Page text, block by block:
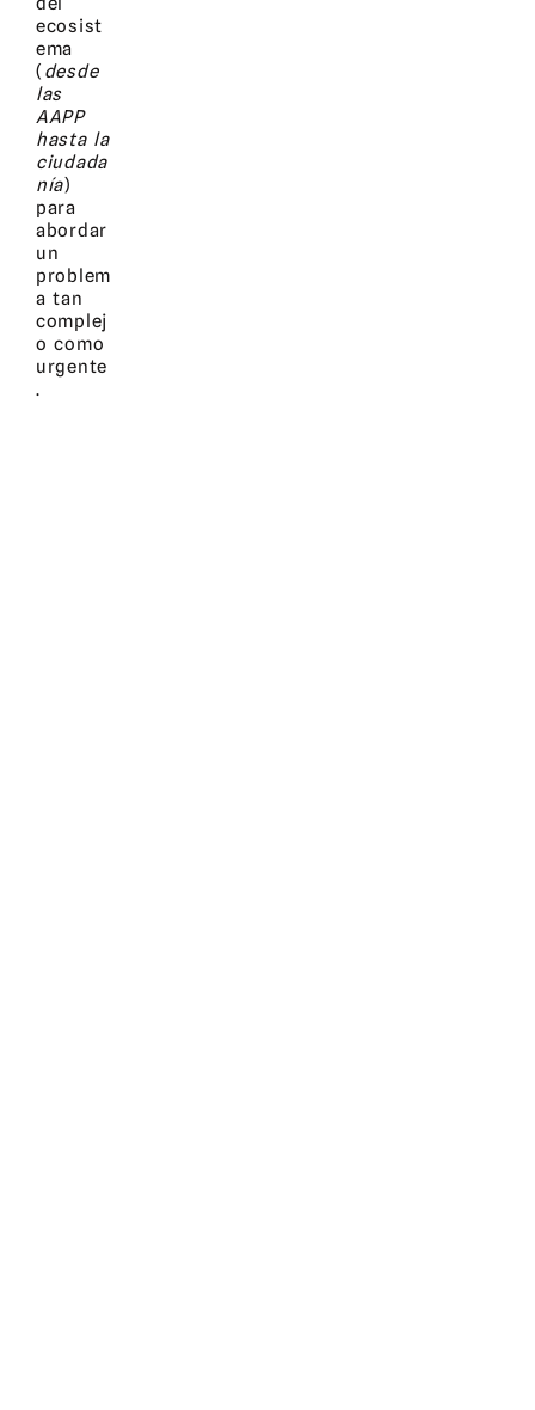
ecosist
ema
( desde
las
AAPP
hasta la
ciudada
nía)
para
abordar
un
problem
a tan
complej
o como
urgente
.